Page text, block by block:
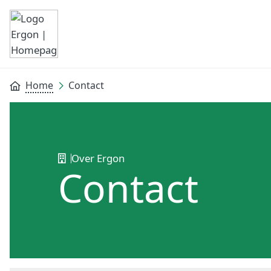
Home Contact
Over Ergon
Contact